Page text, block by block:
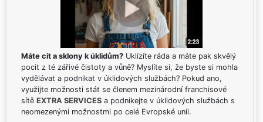
Máte cit a sklony k úklidům? Uklízíte ráda a máte pak skvělý
pocit z té zářivé čistoty a vůně? Myslíte si, že byste si mohla
vydělávat a podnikat v úklidových službách? Pokud ano,
využijte možnosti stát se členem mezinárodní franchisové
sítě EXTRA SERVICES a podnikejte v úklidových službách s
neomezenými možnostmi po celé Evropské unii.